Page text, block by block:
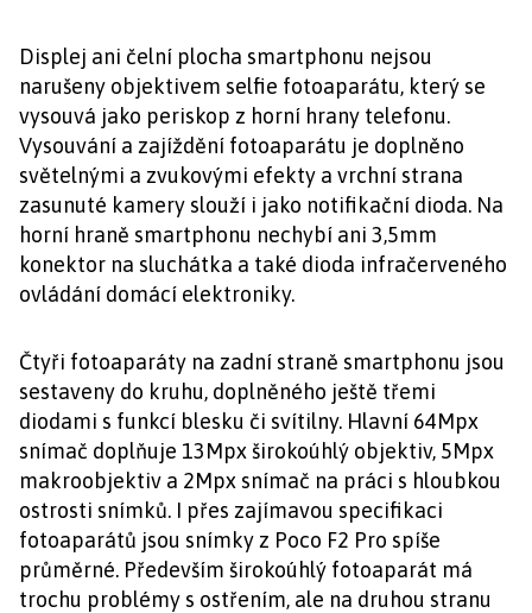
Displej ani čelní plocha smartphonu nejsou
narušeny objektivem selfie fotoaparátu, který se
vysouvá jako periskop z horní hrany telefonu.
Vysouvání a zajíždění fotoaparátu je doplněno
světelnými a zvukovými efekty a vrchní strana
zasunuté kamery slouží i jako notifikační dioda. Na
horní hraně smartphonu nechybí ani 3,5mm
konektor na sluchátka a také dioda infračerveného
ovládání domácí elektroniky.
Čtyři fotoaparáty na zadní straně smartphonu jsou
sestaveny do kruhu, doplněného ještě třemi
diodami s funkcí blesku či svítilny. Hlavní 64Mpx
snímač doplňuje 13Mpx širokoúhlý objektiv, 5Mpx
makroobjektiv a 2Mpx snímač na práci s hloubkou
ostrosti snímků. I přes zajímavou specifikaci
fotoaparátů jsou snímky z Poco F2 Pro spíše
průměrné. Především širokoúhlý fotoaparát má
trochu problémy s ostřením, ale na druhou stranu